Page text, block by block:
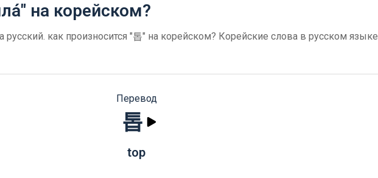
на корейском?
русский. как произносится "톱" на корейском? Корейские слова в русском языке
Перевод
톱
top